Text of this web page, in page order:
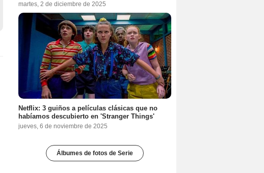
martes, 2 de diciembre de 2025
Netflix: 3 guiños a películas clásicas que no
habíamos descubierto en 'Stranger Things'
jueves, 6 de noviembre de 2025
Álbumes de fotos de Serie